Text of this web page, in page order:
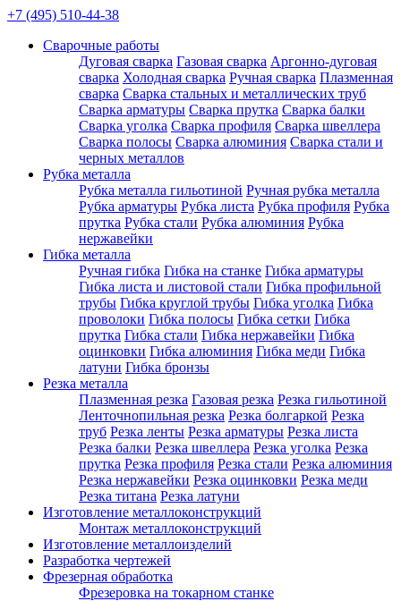
+7 (495) 510-44-38
Сварочные работы
Дуговая сварка Газовая сварка Аргонно-дуговая
сварка Холодная сварка Ручная сварка Плазменная
сварка Сварка стальных и металлических труб
Сварка арматуры Сварка прутка Сварка балки
Сварка уголка Сварка профиля Сварка швеллера
Сварка полосы Сварка алюминия Сварка стали и
черных металлов
Рубка металла
Рубка металла гильотиной Ручная рубка металла
Рубка арматуры Рубка листа Рубка профиля Рубка
прутка Рубка стали Рубка алюминия Рубка
нержавейки
Гибка металла
Ручная гибка Гибка на станке Гибка арматуры
Гибка листа и листовой стали Гибка профильной
трубы Гибка круглой трубы Гибка уголка Гибка
проволоки Гибка полосы Гибка сетки Гибка
прутка Гибка стали Гибка нержавейки Гибка
оцинковки Гибка алюминия Гибка меди Гибка
латуни Гибка бронзы
Резка металла
Плазменная резка Газовая резка Резка гильотиной
Ленточнопильная резка Резка болгаркой Резка
труб Резка ленты Резка арматуры Резка листа
Резка балки Резка швеллера Резка уголка Резка
прутка Резка профиля Резка стали Резка алюминия
Резка нержавейки Резка оцинковки Резка меди
Резка титана Резка латуни
Изготовление металлоконструкций
Монтаж металлоконструкций
Изготовление металлоизделий
Разработка чертежей
Фрезерная обработка
Фрезеровка на токарном станке